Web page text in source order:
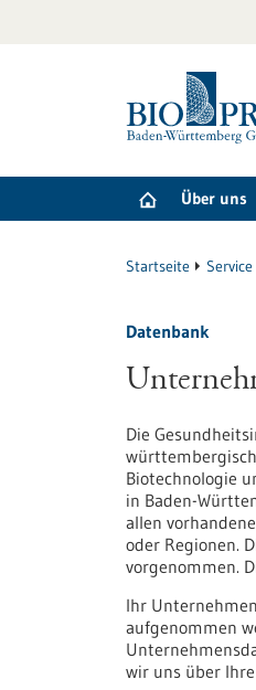
Über uns
Startseite Service
Datenbank
Die
Biotechnologie
in Baden-
allen
oder Regionen.
vorgenommen.
Ihr
aufgenommen
wir uns über